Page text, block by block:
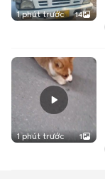
1 phút trước 14
1 phút trước 1